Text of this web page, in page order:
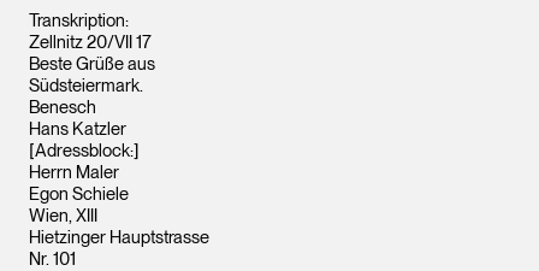
Transkription:
Zellnitz 20/VII 17
Beste Grüße aus
Südsteiermark.
Benesch
Hans Katzler
[Adressblock:]
Herrn Maler
Egon Schiele
Wien, XIII
Hietzinger Hauptstrasse
Nr. 101